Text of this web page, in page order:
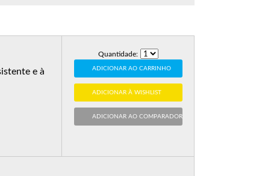
e à
Quantidade:
ADICIONAR AO CARRINHO
ADICIONAR À WISHLIST
ADICIONAR AO COMPARADOR